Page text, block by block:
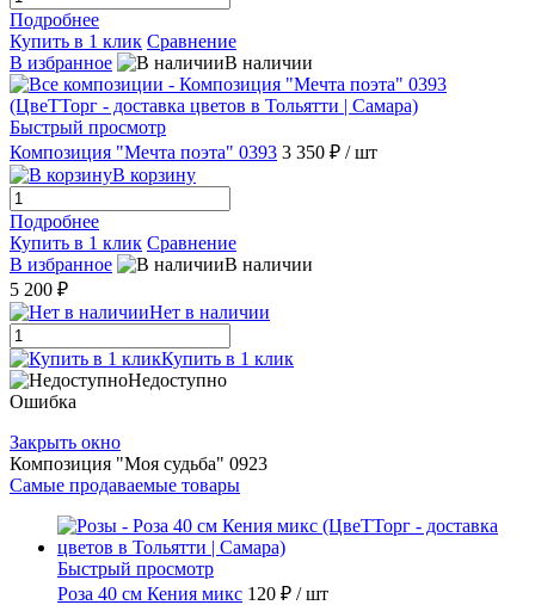
Подробнее
Купить в 1 клик Сравнение
В избранное
В наличии
Быстрый просмотр
Композиция "Мечта поэта" 0393 3 350 ₽ / шт
В корзину
Подробнее
Купить в 1 клик Сравнение
В избранное
В наличии
5 200 ₽
Нет в наличии
Купить в 1 клик
Недоступно
Ошибка
Закрыть окно
Композиция "Моя судьба" 0923
Самые продаваемые товары
Быстрый просмотр
Роза 40 см Кения микс 120 ₽ / шт